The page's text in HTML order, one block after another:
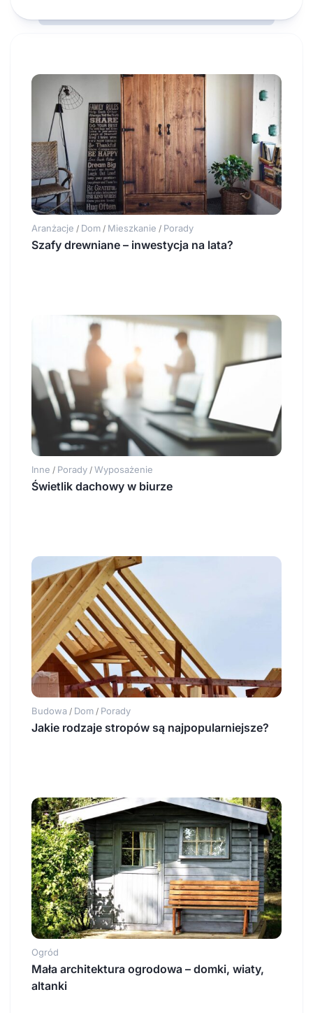
Aranżacje / Dom / Mieszkanie / Porady
Szafy drewniane – inwestycja na lata?
Inne / Porady / Wyposażenie
Świetlik dachowy w biurze
Budowa / Dom / Porady
Jakie rodzaje stropów są najpopularniejsze?
Ogród
Mała architektura ogrodowa – domki, wiaty,
altanki